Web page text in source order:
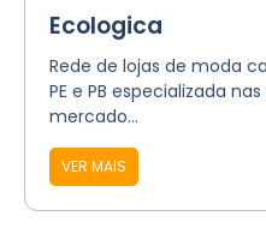
Ecologica
Rede de lojas de moda
PE e PB especializada
mercado...
VER MAIS